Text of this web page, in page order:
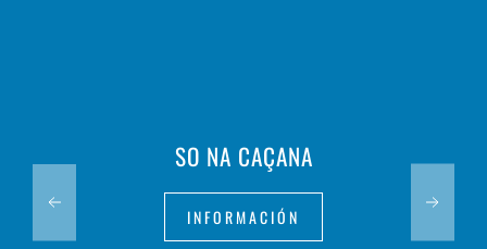
SO NA CAÇANA
INFORMACIÓN